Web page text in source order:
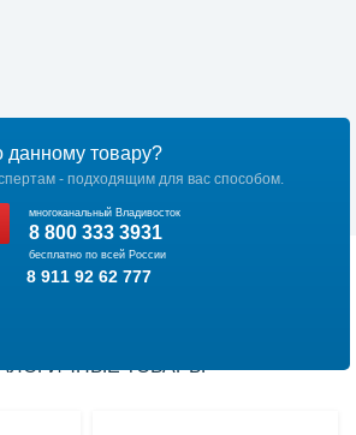
данному товару?
- подходящим для вас способом.
многоканальный Владивосток
8 800 333 3931
бесплатно по всей России
8 911 92 62 777
ТОВАРЫ